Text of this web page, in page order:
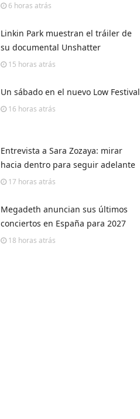
6 horas atrás
Linkin Park muestran el tráiler de
su documental Unshatter
15 horas atrás
Un sábado en el nuevo Low Festival
16 horas atrás
Entrevista a Sara Zozaya: mirar
hacia dentro para seguir adelante
17 horas atrás
Megadeth anuncian sus últimos
conciertos en España para 2027
18 horas atrás